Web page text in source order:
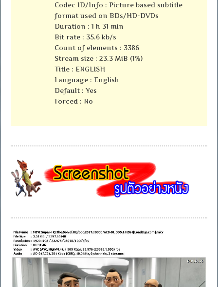
Codec ID/Info : Picture based subtitle
format used on BDs/HD-DVDs
Duration : 1 h 31 min
Bit rate : 35.6 kb/s
Count of elements : 3386
Stream size : 23.3 MiB (1%)
Title : ENGLISH
Language : English
Default : Yes
Forced : No